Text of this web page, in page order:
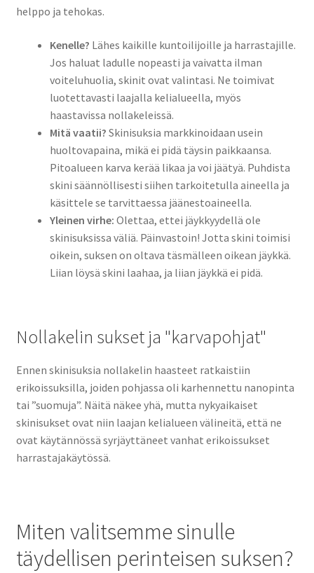
helppo ja tehokas.
Kenelle? Lähes kaikille kuntoilijoille ja harrastajille.
Jos haluat ladulle nopeasti ja vaivatta ilman
voiteluhuolia, skinit ovat valintasi. Ne toimivat
luotettavasti laajalla kelialueella, myös
haastavissa nollakeleissä.
Mitä vaatii? Skinisuksia markkinoidaan usein
huoltovapaina, mikä ei pidä täysin paikkaansa.
Pitoalueen karva kerää likaa ja voi jäätyä. Puhdista
skini säännöllisesti siihen tarkoitetulla aineella ja
käsittele se tarvittaessa jäänestoaineella.
Yleinen virhe: Olettaa, ettei jäykkyydellä ole
skinisuksissa väliä. Päinvastoin! Jotta skini toimisi
oikein, suksen on oltava täsmälleen oikean jäykkä.
Liian löysä skini laahaa, ja liian jäykkä ei pidä.
Nollakelin sukset ja "karvapohjat"
Ennen skinisuksia nollakelin haasteet ratkaistiin
erikoissuksilla, joiden pohjassa oli karhennettu nanopinta
tai ”suomuja”. Näitä näkee yhä, mutta nykyaikaiset
skinisukset ovat niin laajan kelialueen välineitä, että ne
ovat käytännössä syrjäyttäneet vanhat erikoissukset
harrastajakäytössä.
Miten valitsemme sinulle
täydellisen perinteisen suksen?